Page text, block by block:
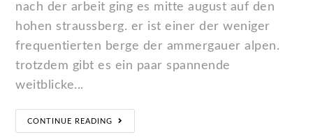
nach der arbeit ging es mitte august auf den
hohen straussberg. er ist einer der weniger
frequentierten berge der ammergauer alpen.
trotzdem gibt es ein paar spannende
weitblicke...
CONTINUE READING